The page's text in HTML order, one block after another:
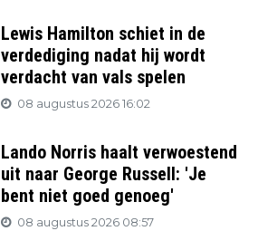
Lewis Hamilton schiet in de
verdediging nadat hij wordt
verdacht van vals spelen
08 augustus 2026 16:02
Lando Norris haalt verwoestend
uit naar George Russell: 'Je
bent niet goed genoeg'
08 augustus 2026 08:57